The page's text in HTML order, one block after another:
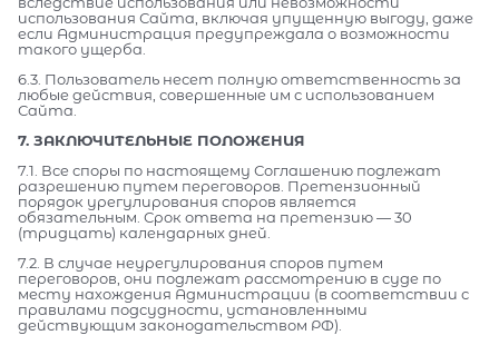
использования Сайта, включая упущенную выгоду, даже
если Администрация предупреждала о возможности
такого ущерба.
6.3. Пользователь несет полную ответственность за
любые действия, совершенные им с использованием
Сайта.
7. ЗАКЛЮЧИТЕЛЬНЫЕ ПОЛОЖЕНИЯ
7.1. Все споры по настоящему Соглашению подлежат
разрешению путем переговоров. Претензионный
порядок урегулирования споров является
обязательным. Срок ответа на претензию — 30
(тридцать) календарных дней.
7.2. В случае неурегулирования споров путем
переговоров, они подлежат рассмотрению в суде по
месту нахождения Администрации (в соответствии с
правилами подсудности, установленными
действующим законодательством РФ).